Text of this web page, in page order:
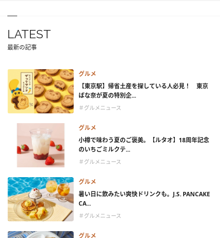
LATEST
最新の記事
グルメ
【東京駅】帰省土産を探している人必見！ 東京
ばな奈が夏の特別企...
＃グルメニュース
グルメ
小樽で味わう夏のご褒美。【ルタオ】18周年記念
のいちごミルクテ...
＃グルメニュース
グルメ
暑い日に飲みたい爽快ドリンクも。J.S. PANCAKE
CA...
＃グルメニュース
グルメ